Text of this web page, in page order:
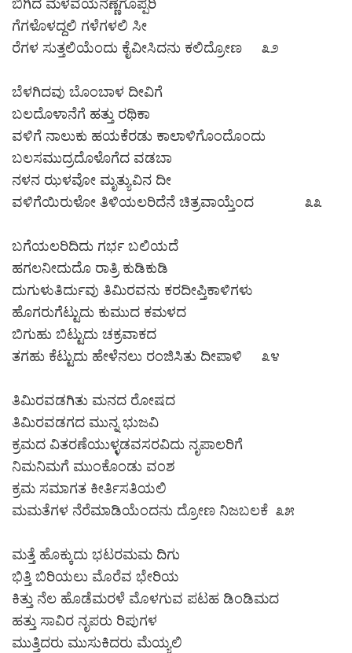
ಗೆಗಳೊಳದ್ದಲಿ ಗಳೆಗಳಲಿ ಸೀ
ರೆಗಳ ಸುತ್ತಲಿಯೆಂದು ಕೈವೀಸಿದನು ಕಲಿದ್ರೋಣ ೩೨
ಬೆಳಗಿದವು ಬೊಂಬಾಳ ದೀವಿಗೆ
ಬಲದೊಳಾನೆಗೆ ಹತ್ತು ರಥಿಕಾ
ವಳಿಗೆ ನಾಲುಕು ಹಯಕೆರಡು ಕಾಲಾಳಿಗೊಂದೊಂದು
ಬಲಸಮುದ್ರದೊಳೊಗೆದ ವಡಬಾ
ನಳನ ಝಳವೋ ಮೃತ್ಯುವಿನ ದೀ
ವಳಿಗೆಯಿರುಳೋ ತಿಳಿಯಲರಿದೆನೆ ಚಿತ್ರವಾಯ್ತೆಂದ ೩೩
ಬಗೆಯಲರಿದಿದು ಗರ್ಭ ಬಲಿಯದೆ
ಹಗಲನೀದುದೊ ರಾತ್ರಿ ಕುಡಿಕುಡಿ
ದುಗುಳುತಿರ್ದುವು ತಿಮಿರವನು ಕರದೀಪ್ತಿಕಾಳಿಗಳು
ಹೊಗರುಗೆಟ್ಟುದು ಕುಮುದ ಕಮಳದ
ಬಿಗುಹು ಬಿಟ್ಟುದು ಚಕ್ರವಾಕದ
ತಗಹು ಕೆಟ್ಟುದು ಹೇಳೆನಲು ರಂಜಿಸಿತು ದೀಪಾಳಿ ೩೪
ತಿಮಿರವಡಗಿತು ಮನದ ರೋಷದ
ತಿಮಿರವಡಗದ ಮುನ್ನ ಭುಜವಿ
ಕ್ರಮದ ವಿತರಣೆಯುಳ್ಳಡವಸರವಿದು ನೃಪಾಲರಿಗೆ
ನಿಮನಿಮಗೆ ಮುಂಕೊಂಡು ವಂಶ
ಕ್ರಮ ಸಮಾಗತ ಕೀರ್ತಿಸತಿಯಲಿ
ಮಮತೆಗಳ ನೆರೆಮಾಡಿಯೆಂದನು ದ್ರೋಣ ನಿಜಬಲಕೆ ೩೫
ಮತ್ತೆ ಹೊಕ್ಕುದು ಭಟರಮಮ ದಿಗು
ಭಿತ್ತಿ ಬಿರಿಯಲು ಮೊರೆವ ಭೇರಿಯ
ಕಿತ್ತು ನೆಲ ಹೊಡೆಮರಳೆ ಮೊಳಗುವ ಪಟಹ ಡಿಂಡಿಮದ
ಹತ್ತು ಸಾವಿರ ನೃಪರು ರಿಪುಗಳ
ಮುತ್ತಿದರು ಮುಸುಕಿದರು ಮೆಯ್ಯಲಿ